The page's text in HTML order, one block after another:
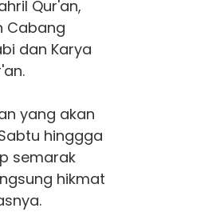
Qur'an,
Cabang
dan Karya
yang akan
hinggga
semarak
hikmat